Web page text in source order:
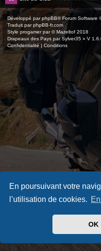
En poursuivant votre
l’utilisation de cookies.
OK
Développé parphpBB® Forum Software
Traduit parphpBB-fr.com
Style progamerpar ©Mazeltof 2018
Drapeaux des Pays par Sylver35 » V
Confidentialité | Conditions